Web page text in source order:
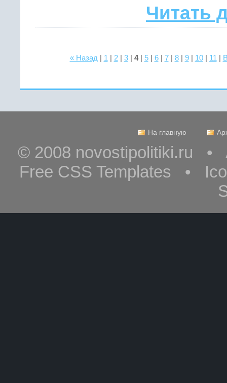
Читать
« Назад | 1 | 2| 3| 4| 5| 6| 7| 8| 9| 10| 11 |
На главную
© 2008 novostipolitiki.ru •
Free CSS Templates •